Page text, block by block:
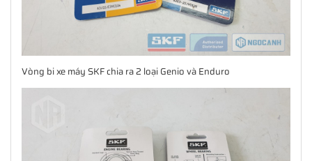
Vòng bi xe máy SKF chia ra 2 loại Genio và Enduro